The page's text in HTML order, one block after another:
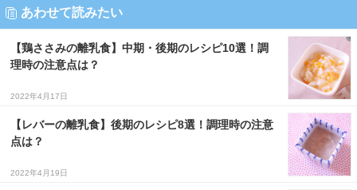
あわせて読みたい
【鶏ささみの離乳食】中期・後期のレシピ10選！調
理時の注意点は？
2022年4月17日
【レバーの離乳食】後期のレシピ8選！調理時の注意
点は？
2022年4月19日